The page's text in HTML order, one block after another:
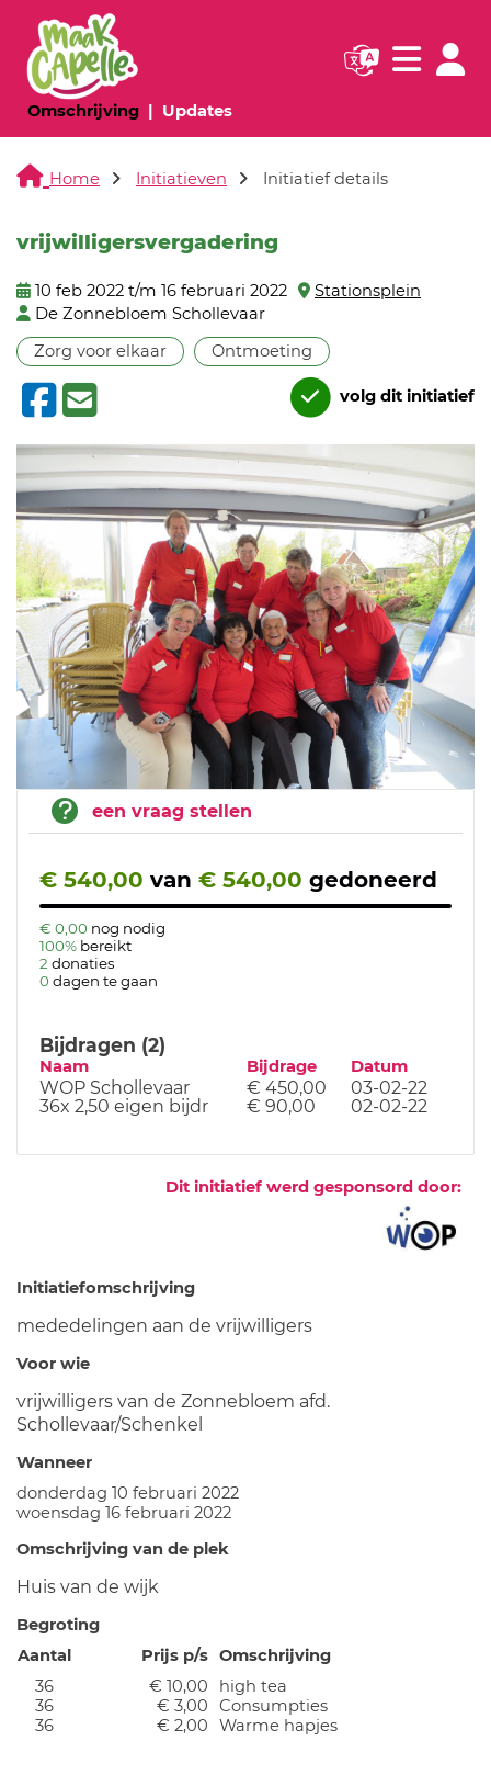
Omschrijving(huidige pagina)
Updates(huidige pagina)
Navigatie
Home Initiatieven Initiatief details
vrijwilligersvergadering
10 feb 2022 t/m 16 februari 2022
Stationsplein
De Zonnebloem Schollevaar
Zorg voor elkaar
Ontmoeting
volg dit initiatief
een vraag stellen
€ 540,00 van € 540,00 gedoneerd
€ 0,00 nog nodig
100% bereikt
2 donaties
0 dagen te gaan
Bijdragen (2)
Naam Bijdrage Datum
WOP Schollevaar € 450,00
03-02-22
36x 2,50 eigen bijdr
€ 90,00 02-02-22
Dit initiatief werd gesponsord door:
Initiatiefomschrijving
mededelingen aan de vrijwilligers
Voor wie
vrijwilligers van de Zonnebloem afd.
Schollevaar/Schenkel
Wanneer
donderdag 10 februari 2022
woensdag 16 februari 2022
Omschrijving van de plek
Huis van de wijk
Begroting
Aantal
Prijs p/s Omschrijving
36
€ 10,00
high tea
36
€ 3,00
Consumpties
36
€ 2,00 Warme hapjes